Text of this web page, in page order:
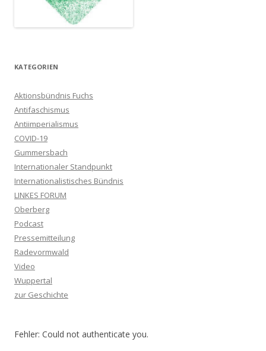
KATEGORIEN
Aktionsbündnis Fuchs
Antifaschismus
Antiimperialismus
COVID-19
Gummersbach
Internationaler Standpunkt
Internationalistisches Bündnis
LINKES FORUM
Oberberg
Podcast
Pressemitteilung
Radevormwald
Video
Wuppertal
zur Geschichte
Fehler: Could not authenticate you.